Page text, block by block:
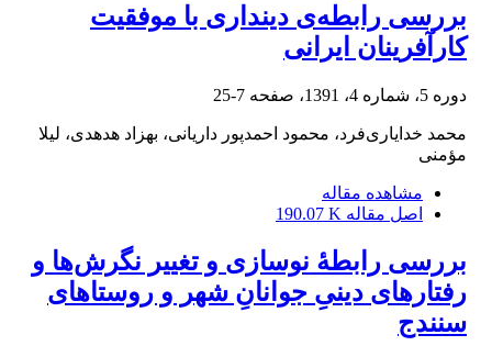
بررسی رابطه‌ی دینداری با موفقیت
کارآفرینان ایرانی
دوره 5، شماره 4، 1391، صفحه 7-25
محمد خدایاری‌فرد، محمود احمدپور داریانی، بهزاد هدهدی، لیلا
مؤمنی
مشاهده مقاله
اصل مقاله 190.07 K
بررسی رابطۀ نوسازی و تغییر نگرش‌ها و
رفتارهای دینیِ جوانانِ شهر و روستاهای
سنندج